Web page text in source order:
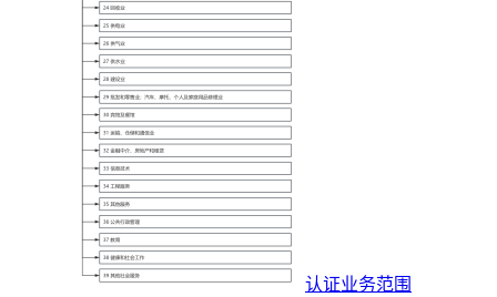
认证业务范围